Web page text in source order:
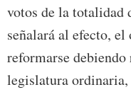
votos de la totalidad
señalará al efecto,
reformarse
legislatura